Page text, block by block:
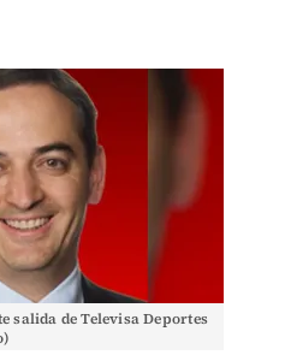
salida de Televisa Deportes